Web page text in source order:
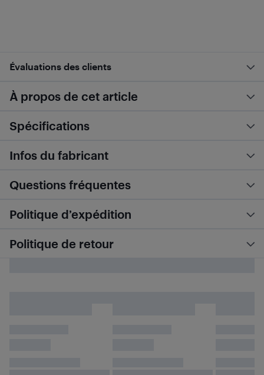
Évaluations des clients
À propos de cet article
Spécifications
Infos du fabricant
Questions fréquentes
Politique d’expédition
Politique de retour